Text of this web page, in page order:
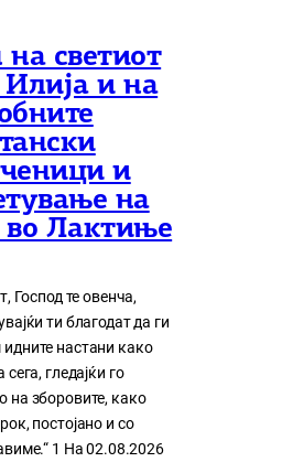
светиот
и на
и
на
во Лактиње
Господ те овенча,
ти благодат да ги
настани како
гледајќи го
на зборовите, како
постојано и со
1 На 02.08.2026